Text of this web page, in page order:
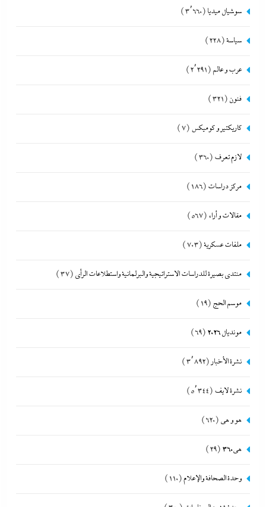
سوشيال ميديا (3٬660)
سياسة(228)
عرب و عالم (2٬291)
فنون (321)
كاريكتير و كوميكس (7)
لازم تعرف (360)
مركز دراسات (186)
مقالات و أراء (567)
ملفات عسكرية(703)
منتدى بصيرة للدراسات الاستراتيجية والبرلمانية واستطلاعات الرأى (37)
موسم الحج (19)
مونديال 2026 (69)
نشرة الأخبار (3٬892)
نشرة لايف (5٬344)
هو و هي (620)
هى360 (29)
وحدة الصحافة والإعلام(110)